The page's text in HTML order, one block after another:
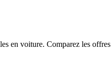
en voiture. Comparez les